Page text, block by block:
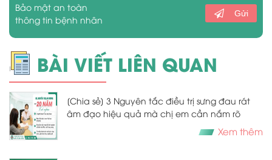
Bảo mật an toàn
thông tin bệnh nhân
Gửi
BÀI VIẾT LIÊN QUAN
[Chia sẻ] 3 Nguyên tắc điều trị sưng đau rát
âm đạo hiệu quả mà chị em cần nắm rõ
Xem thêm